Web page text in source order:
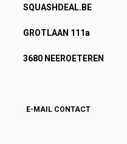
SQUASHDEAL.BE
GROTLAAN 111a
3680 NEEROETEREN
E-MAIL CONTACT